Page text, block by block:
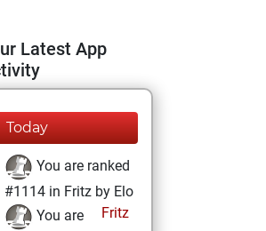
Latest App
Today
You are ranked
#1114 in Fritz by Elo
Fritz
You are